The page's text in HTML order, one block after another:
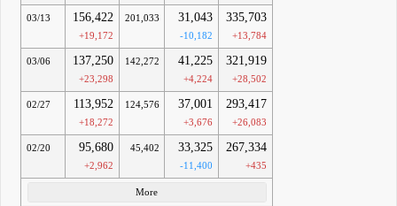
03/13 156,422
+19,172
201,033 31,043
-10,182
335,703
+13,784
03/06 137,250
+23,298
142,272 41,225
+4,224
321,919
+28,502
02/27 113,952
+18,272
124,576 37,001
+3,676
293,417
+26,083
02/20 95,680
+2,962
45,402 33,325
-11,400
267,334
+435
More